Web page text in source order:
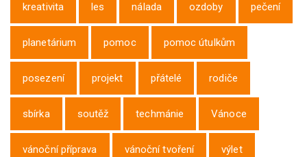
kreativita les nálada ozdoby pečení
planetárium pomoc pomoc útulkům
posezení projekt přátelé rodiče
sbírka soutěž techmánie Vánoce
vánoční příprava vánoční tvoření výlet